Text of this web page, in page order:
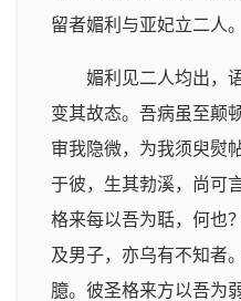
留者媚利与亚妃立二人。
媚利见二人均出，
变其故态。吾病虽至颠
审我隐微，为我须臾熨
于彼，生其勃溪，尚可
格来每以吾为聒，何也
及男子，亦乌有不知者
臆。彼圣格来方以吾为